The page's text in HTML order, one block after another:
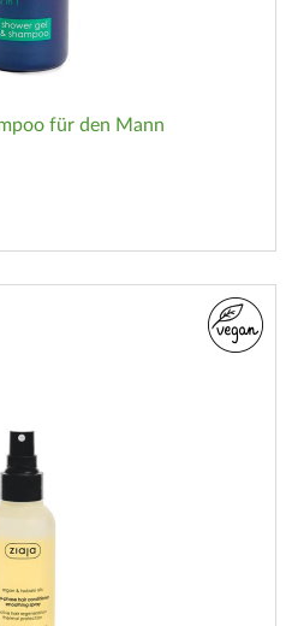
für den Mann